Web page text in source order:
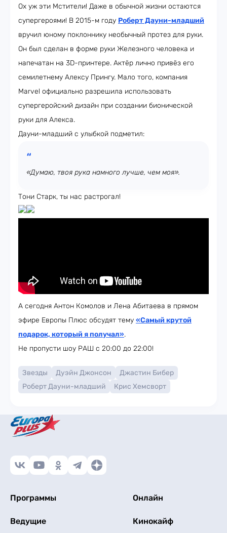
Ох уж эти Мстители! Даже в обычной жизни остаются
супергероями! В 2015-м году Роберт Дауни-младший
вручил юному поклоннику необычный протез для руки.
Он был сделан в форме руки Железного человека и
напечатан на 3D-принтере. Актёр лично привёз его
семилетнему Алексу Прингу. Мало того, компания
Marvel официально разрешила использовать
супергеройский дизайн при создании бионической
руки для Алекса.
Дауни-младший с улыбкой подметил:
«Думаю, твоя рука намного лучше, чем моя».
Тони Старк, ты нас растрогал!
А сегодня Антон Комолов и Лена Абитаева в прямом
эфире Европы Плюс обсудят тему «Самый крутой
подарок, который я получал».
Не пропусти шоу РАШ с 20:00 до 22:00!
Звезды Дуэйн Джонсон
Джастин Бибер
Роберт Дауни-младший
Крис Хемсворт
Программы Онлайн
Ведущие Кинокайф